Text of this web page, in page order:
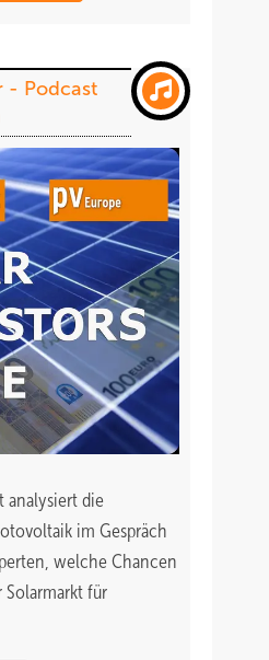
- Podcast
analysiert die
im Gespräch
welche Chancen
Solarmarkt für